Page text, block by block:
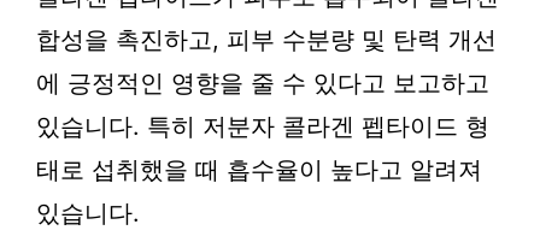
합성을 촉진하고, 피부 수분량 및 탄력 개선
에 긍정적인 영향을 줄 수 있다고 보고하고
있습니다. 특히 저분자 콜라겐 펩타이드 형
태로 섭취했을 때 흡수율이 높다고 알려져
있습니다.